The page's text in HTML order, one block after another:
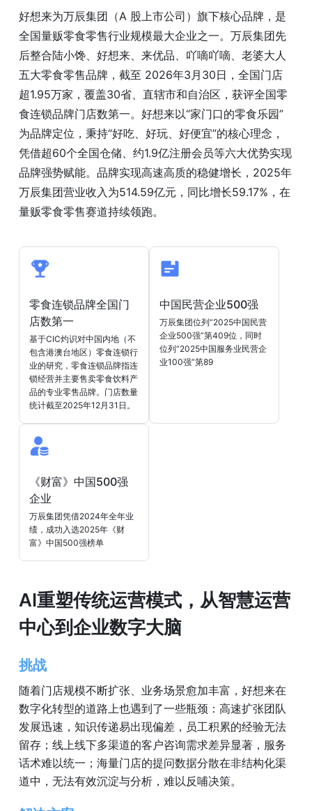
好想来为万辰集团（A 股上市公司）旗下核心品牌，是
全国量贩零食零售行业规模最大企业之一。万辰集团先
后整合陆小馋、好想来、来优品、吖嘀吖嘀、老婆大人
五大零食零售品牌，截至 2026年3月30日，全国门店
超1.95万家，覆盖30省、直辖市和自治区，获评全国零
食连锁品牌门店数第一。好想来以“家门口的零食乐园”
为品牌定位，秉持“好吃、好玩、好便宜”的核心理念，
凭借超60个全国仓储、约1.9亿注册会员等六大优势实现
品牌强势赋能。品牌实现高速高质的稳健增长，2025年
万辰集团营业收入为514.59亿元，同比增长59.17%，在
量贩零食零售赛道持续领跑。
零食连锁品牌全国门
店数第一
基于CIC灼识对中国内地（不
包含港澳台地区）零食连锁行
业的研究，零食连锁品牌指连
锁经营并主要售卖零食饮料产
品的专业零售品牌。门店数量
统计截至2025年12月31日。
中国民营企业500强
万辰集团位列“2025中国民营
企业500强”第409位，同时
位列“2025中国服务业民营企
业100强”第89
《财富》中国500强
企业
万辰集团凭借2024年全年业
绩，成功入选2025年《财
富》中国500强榜单
AI重塑传统运营模式，从智慧运营
中心到企业数字大脑
挑战
随着门店规模不断扩张、业务场景愈加丰富，好想来在
数字化转型的道路上也遇到了一些瓶颈：高速扩张团队
发展迅速，知识传递易出现偏差，员工积累的经验无法
留存；线上线下多渠道的客户咨询需求差异显著，服务
话术难以统一；海量门店的提问数据分散在非结构化渠
道中，无法有效沉淀与分析，难以反哺决策。